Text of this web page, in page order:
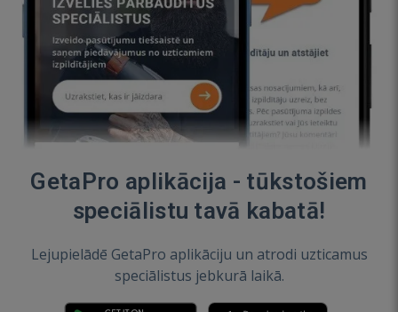
GetaPro aplikācija - tūkstošiem
speciālistu tavā kabatā!
Lejupielādē GetaPro aplikāciju un atrodi uzticamus
speciālistus jebkurā laikā.